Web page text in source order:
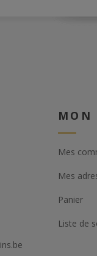
MON
Mes
Mes
Panier
Liste de